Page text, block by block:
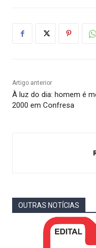
Artigo anterior
À luz do dia: homem é
2000 em Confresa
OUTRAS NOTÍCIAS